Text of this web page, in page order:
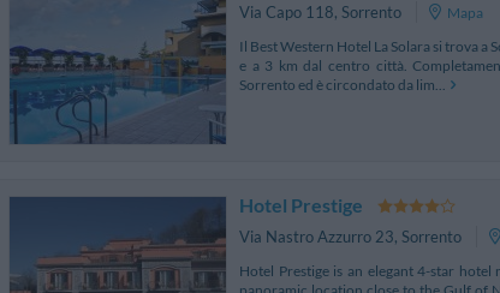
Via Capo 118, Sorrento
Mapa
Il Best Western Hotel La Solara si trova
e a 3 km dal centro città.
Sorrento ed è circondato da lim...
Hotel Prestige
Via Nastro Azzurro 23, Sorrento
Hotel Prestige is an elegant 4-star